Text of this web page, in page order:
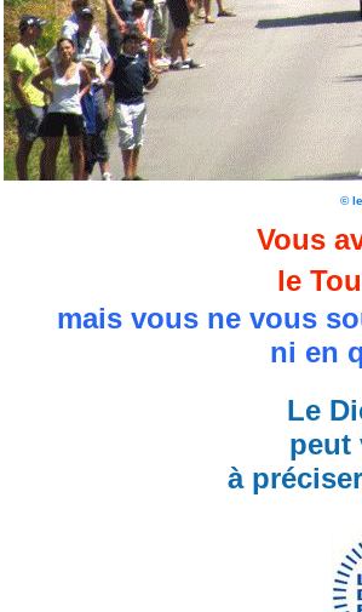
©
Vous
le
mais vous ne vous
ni en
Le
peut
à